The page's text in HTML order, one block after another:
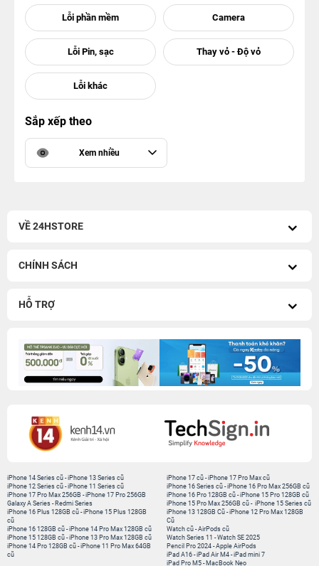
Sắp xếp theo
Xem nhiều
VỀ 24HSTORE
CHÍNH SÁCH
HỖ TRỢ
iPhone 14 Series cũ -iPhone 13 Series cũ
iPhone 12 Series cũ -iPhone 11 Series cũ
iPhone 17 Pro Max 256GB -iPhone 17 Pro 256GB
Galaxy A Series - Redmi Series
iPhone 17 cũ -iPhone 17 Pro Max cũ
iPhone 16 Series cũ - iPhone 16 Pro Max 256GB cũ
iPhone 16 Pro 128GB cũ -iPhone 15 Pro 128GB cũ
iPhone 15 Pro Max 256GB cũ - iPhone 15 Series cũ
iPhone 16 Plus 128GB cũ -iPhone 15 Plus 128GB
cũ
iPhone 16 128GB cũ -iPhone 14 Pro Max 128GB cũ
iPhone 15 128GB cũ -iPhone 13 Pro Max 128GB cũ
iPhone 14 Pro 128GB cũ -iPhone 11 Pro Max 64GB
cũ
iPhone 13 128GB Cũ -iPhone 12 Pro Max 128GB
Cũ
Watch cũ -AirPods cũ
Watch Series 11 -Watch SE 2025
Pencil Pro 2024 -Apple AirPods
iPad A16 -iPad Air M4 -iPad mini 7
iPad Pro M5 - MacBook Neo